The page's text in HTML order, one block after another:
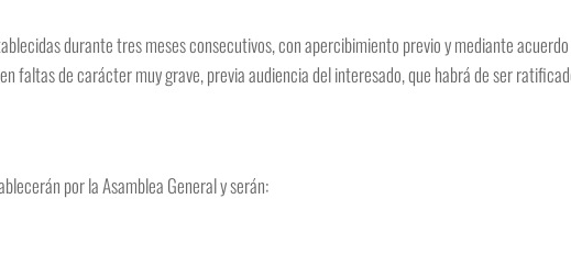
durante tres meses consecutivos, con apercibimiento previo y mediante
faltas de carácter muy grave, previa audiencia del interesado, que habrá de ser
por la Asamblea General y serán: